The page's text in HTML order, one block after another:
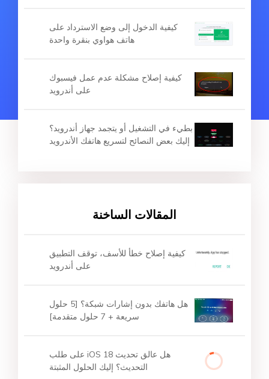
كيفية الدخول إلى وضع الاسترداد على
هاتف هواوي بنقرة واحدة
كيفية إصلاح مشكلة عدم عمل فيسبوك
على أندرويد
بطيء في التشغيل أو يتجمد جهاز أندرويد؟
إليك بعض النصائح لتسريع هاتفك الأندرويد
المقالات الساخنة
كيفية إصلاح خطأ للأسف، توقف التطبيق
على أندرويد
هل هاتفك بدون إشارات شبكة؟ [5 حلول
سريعة + 7 حلول متقدمة]
هل عالق تحديث iOS 18 على طلب
التحديث؟ إليك الحلول المثبتة